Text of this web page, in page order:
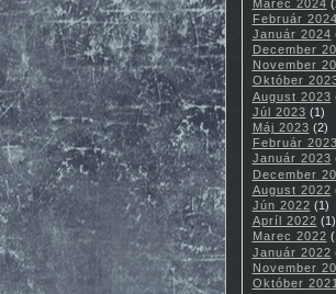
Marec 2024
Február 2024
Január 2024
December
November
Október
August 2023
Júl 2023 (1)
Máj 2023 (2)
Február 2023
Január 2023
December
August 2022
Jún 2022 (1)
Apríl 2022 (1)
Marec 2022
Január 2022
November
Október 2021